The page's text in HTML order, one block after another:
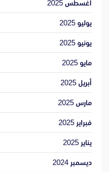
أغسطس 2025
يوليو 2025
يونيو 2025
مايو 2025
أبريل 2025
مارس 2025
فبراير 2025
يناير 2025
ديسمبر 2024